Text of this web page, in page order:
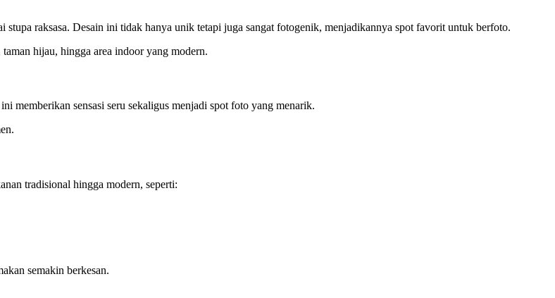
stupa raksasa. Desain ini tidak hanya unik tetapi juga sangat fotogenik, menjadikannya spot favorit untuk berfoto.
hijau, hingga area indoor yang modern.
memberikan sensasi seru sekaligus menjadi spot foto yang menarik.
tradisional hingga modern, seperti:
semakin berkesan.